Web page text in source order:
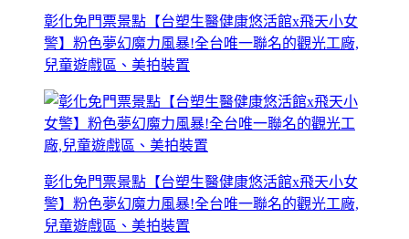
彰化免門票景點【台塑生醫健康悠活館x飛天小女
警】粉色夢幻魔力風暴!全台唯一聯名的觀光工廠,
兒童遊戲區、美拍裝置
彰化免門票景點【台塑生醫健康悠活館x飛天小女
警】粉色夢幻魔力風暴!全台唯一聯名的觀光工廠,
兒童遊戲區、美拍裝置